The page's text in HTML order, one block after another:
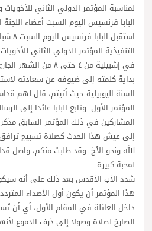
لمناسبة المؤتمر الدولي الثاني
البابا فرنسيس اليوم السبت أعضاء اللجنة
استقبل
التنفيذية للمؤتمر الدولي الثاني
في إشبيلية من ٤ حتى ٨
بداية كلمته إلى ضيوفه عن سعادته
السنة اليوبيلية حيث أتيتم، قال لهم
المؤتمر الأول. وتابع البابا عائدا إلى
المشاركين في ذلك المؤتمر السابق
إلى عيش هذا الحدث كصلاة تسبيح ترافق
الله ونحو الأخ. وقد طلبتُ منكم، واصل
لمحبة كبيرة.
شدد الأب الأقدس بعد ذلك على أنه
هذا المؤتمر أن يكون أول الأصداء
داخل العائلة في المقام الأول، أي أن
الصارخ لصلاة وصولا إلى ذرف الدموع